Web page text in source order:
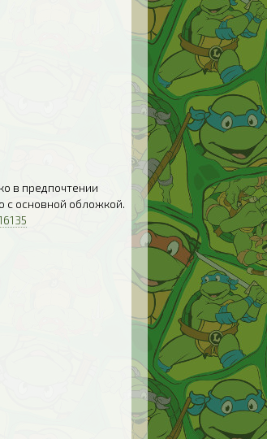
в предпочтении
с основной обложкой.